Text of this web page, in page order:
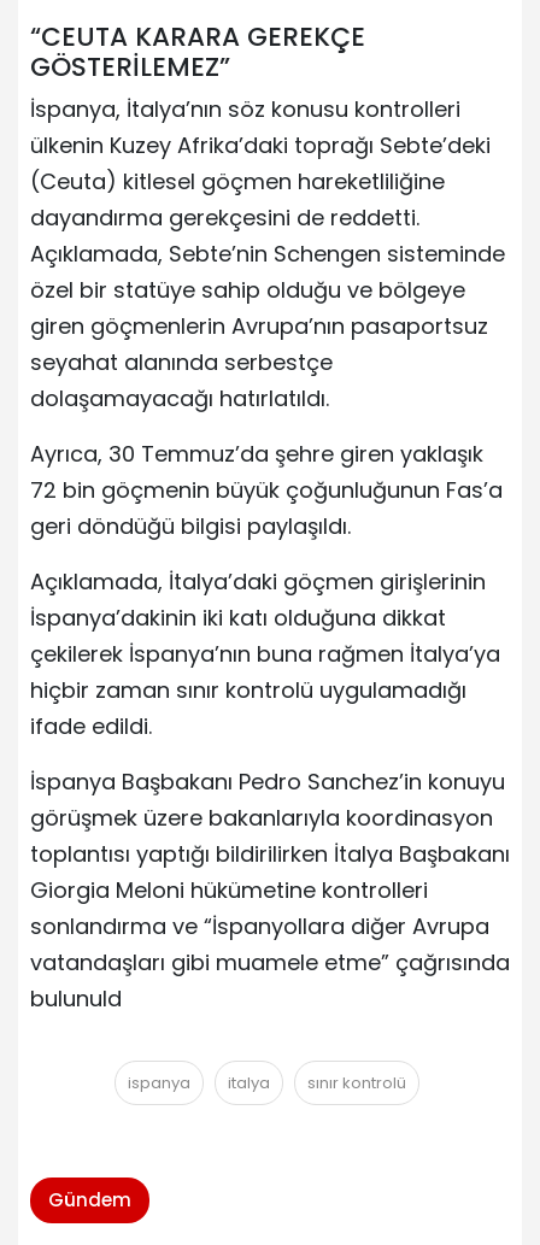
“CEUTA KARARA GEREKÇE
GÖSTERİLEMEZ”
İspanya, İtalya’nın söz konusu kontrolleri
ülkenin Kuzey Afrika’daki toprağı Sebte’deki
(Ceuta) kitlesel göçmen hareketliliğine
dayandırma gerekçesini de reddetti.
Açıklamada, Sebte’nin Schengen sisteminde
özel bir statüye sahip olduğu ve bölgeye
giren göçmenlerin Avrupa’nın pasaportsuz
seyahat alanında serbestçe
dolaşamayacağı hatırlatıldı.
Ayrıca, 30 Temmuz’da şehre giren yaklaşık
72 bin göçmenin büyük çoğunluğunun Fas’a
geri döndüğü bilgisi paylaşıldı.
Açıklamada, İtalya’daki göçmen girişlerinin
İspanya’dakinin iki katı olduğuna dikkat
çekilerek İspanya’nın buna rağmen İtalya’ya
hiçbir zaman sınır kontrolü uygulamadığı
ifade edildi.
İspanya Başbakanı Pedro Sanchez’in konuyu
görüşmek üzere bakanlarıyla koordinasyon
toplantısı yaptığı bildirilirken İtalya Başbakanı
Giorgia Meloni hükümetine kontrolleri
sonlandırma ve “İspanyollara diğer Avrupa
vatandaşları gibi muamele etme” çağrısında
bulunuld
ispanya italya sınır kontrolü
Gündem